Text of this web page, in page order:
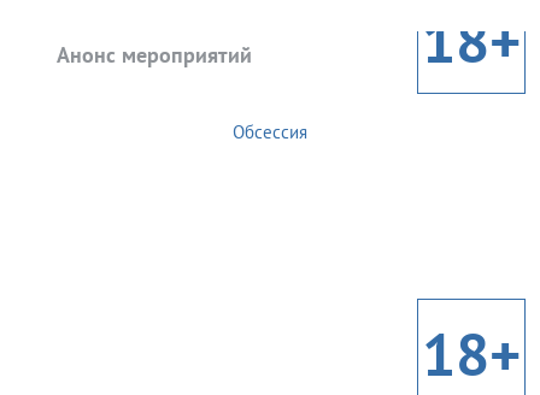
Анонс мероприятий 18+
Обсессия
18+